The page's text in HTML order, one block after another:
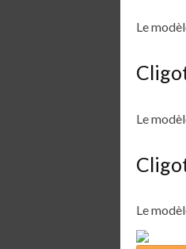
Le
Le
Le